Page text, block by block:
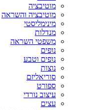
מוטיבציה
מוטיבציה והשראה
מינימליסטי
מנדלות
משפטי השראה
נופים
נופים וטבע
נוצות
סוריאליזם
ספורט
עיצוב נורדי
עצים